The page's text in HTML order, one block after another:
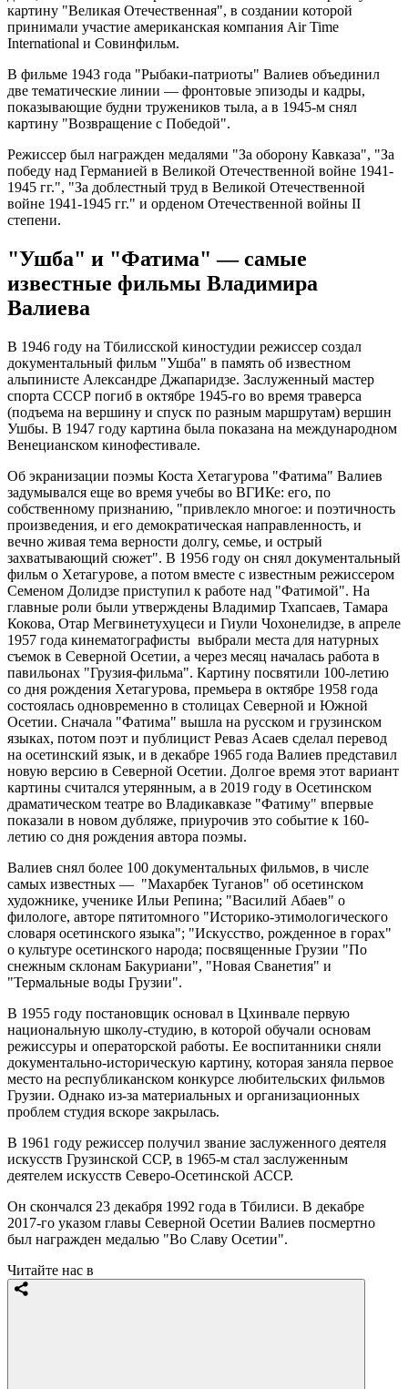
картину "Великая Отечественная", в создании которой
принимали участие американская компания Air Time
International и Совинфильм.
В фильме 1943 года "Рыбаки-патриоты" Валиев объединил
две тематические линии — фронтовые эпизоды и кадры,
показывающие будни тружеников тыла, а в 1945-м снял
картину "Возвращение с Победой".
Режиссер был награжден медалями "За оборону Кавказа", "За
победу над Германией в Великой Отечественной войне 1941-
1945 гг.", "За доблестный труд в Великой Отечественной
войне 1941-1945 гг." и орденом Отечественной войны II
степени.
"Ушба" и "Фатима" — самые
известные фильмы Владимира
Валиева
В 1946 году на Тбилисской киностудии режиссер создал
документальный фильм "Ушба" в память об известном
альпинисте Александре Джапаридзе. Заслуженный мастер
спорта СССР погиб в октябре 1945-го во время траверса
(подъема на вершину и спуск по разным маршрутам) вершин
Ушбы. В 1947 году картина была показана на международном
Венецианском кинофестивале.
Об экранизации поэмы Коста Хетагурова "Фатима" Валиев
задумывался еще во время учебы во ВГИКе: его, по
собственному признанию, "привлекло многое: и поэтичность
произведения, и его демократическая направленность, и
вечно живая тема верности долгу, семье, и острый
захватывающий сюжет". В 1956 году он снял документальный
фильм о Хетагурове, а потом вместе с известным режиссером
Семеном Долидзе приступил к работе над "Фатимой". На
главные роли были утверждены Владимир Тхапсаев, Тамара
Кокова, Отар Мегвинетухуцеси и Гиули Чохонелидзе, в апреле
1957 года кинематографисты выбрали места для натурных
съемок в Северной Осетии, а через месяц началась работа в
павильонах "Грузия-фильма". Картину посвятили 100-летию
со дня рождения Хетагурова, премьера в октябре 1958 года
состоялась одновременно в столицах Северной и Южной
Осетии. Сначала "Фатима" вышла на русском и грузинском
языках, потом поэт и публицист Реваз Асаев сделал перевод
на осетинский язык, и в декабре 1965 года Валиев представил
новую версию в Северной Осетии. Долгое время этот вариант
картины считался утерянным, а в 2019 году в Осетинском
драматическом театре во Владикавказе "Фатиму" впервые
показали в новом дубляже, приурочив это событие к 160-
летию со дня рождения автора поэмы.
Валиев снял более 100 документальных фильмов, в числе
самых известных — "Махарбек Туганов" об осетинском
художнике, ученике Ильи Репина; "Василий Абаев" о
филологе, авторе пятитомного "Историко-этимологического
словаря осетинского языка"; "Искусство, рожденное в горах"
о культуре осетинского народа; посвященные Грузии "По
снежным склонам Бакуриани", "Новая Сванетия" и
"Термальные воды Грузии".
В 1955 году постановщик основал в Цхинвале первую
национальную школу-студию, в которой обучали основам
режиссуры и операторской работы. Ее воспитанники сняли
документально-историческую картину, которая заняла первое
место на республиканском конкурсе любительских фильмов
Грузии. Однако из-за материальных и организационных
проблем студия вскоре закрылась.
В 1961 году режиссер получил звание заслуженного деятеля
искусств Грузинской ССР, в 1965-м стал заслуженным
деятелем искусств Северо-Осетинской АССР.
Он скончался 23 декабря 1992 года в Тбилиси. В декабре
2017-го указом главы Северной Осетии Валиев посмертно
был награжден медалью "Во Славу Осетии".
Читайте нас в